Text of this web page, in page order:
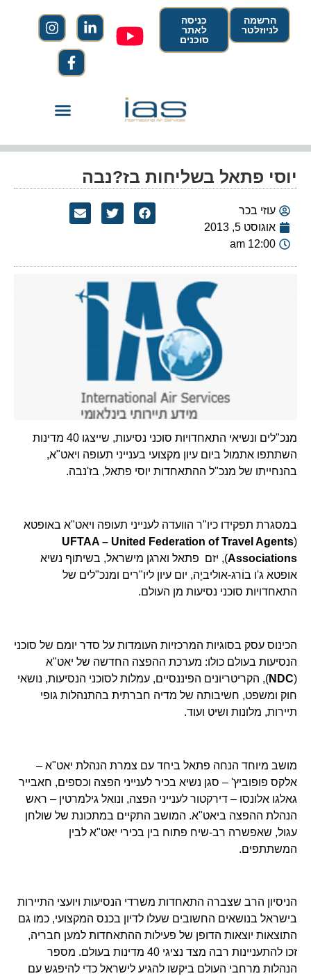
הרשמה
לניוזלטר
כניסה
לאתר
סוכנים
יוסי פתאל בשליחות בז?נבה
עוזי בכר
אוגוסט 5, 2013
12:00 am
מנכ"לים ונשיאי התאחדויות סוכני נסיעות, שייצגו 40 מדינות
השתתפו אתמול ביום עיון מקצועי בענייני תעופה ויאט"א,
בהנחייתו של מנכ"ל ההתאחדות יוסי פתאל, בז'נבה.
במסגרת תפקידו כיו"ר הוועדה לענייני תעופה ויאט"א באופטא
(
UFTAA – United Federation of Travel Agents
Associations), יזם פתאל וארגן מישראל, בשיתוף נשיא
אופטא ג'ו בוֹרג-אוליביֶה, יום עיון ליו"רים ומנכ"לים של
התאחדויות סוכני נסיעות מן העולם.
הכינוס עסק בסוגיות המרכזיות העומדות על סדר יומם של סוכני
הנסיעות בעולם כולו: מערכת ההפצה החדשה של יאט"א
(
NDC), הקריטריונים הפיננסיים, עמלות לסוכני הנסיעות, נושאי
חוק ומשפט, חשיבותה של מדיה חברתית בהתנהלות גופי
תיירות, מלונות ושיט ועוד.
מושב מיוחד הנחה פתאל ביחד עם צמרת הנהלת יאט"א –
אלקס פופוביץ' – סגן נשיא בכיר לענייני הפצה וכספים, חאבייר
גאלגו אלונסו – דירקטור לענייני הפצה, ונואל גילמרטין – ראש
הנהלת ההפצה ביאט"א. המושב התקיים במתכונת של שולחן
עגול, שאפשרה רב-שיח פתוח בין בכירי יאט"א לבין
המשתתפים.
הניסיון הרב שצברה התאחדות משרדי הנסיעות ויועצי התיירות
בישראל בנושאים החשובים שעלו לדיון בכנס המקצועי, כמו גם
התוצאות יוצאות הדופן של פעילות ההתאחדות למען חבריה,
זכו להתעניינות רבה מצד נציגי 40 מדינות בעולם. מספר
הנהלות מרחבי העולם ביקשו להגיע לישראל כדי להיפגש עם